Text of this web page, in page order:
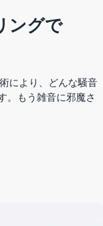
ングで
により、どんな騒音
。もう雑音に邪魔さ